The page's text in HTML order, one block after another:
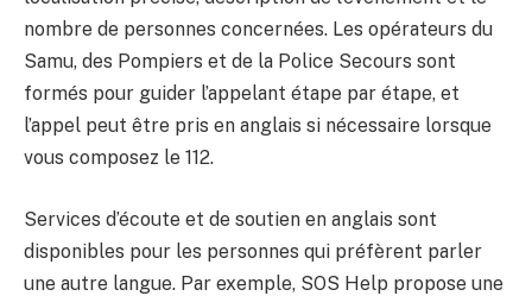
nombre de personnes concernées. Les opérateurs du
Samu, des Pompiers et de la Police Secours sont
formés pour guider l’appelant étape par étape, et
l’appel peut être pris en anglais si nécessaire lorsque
vous composez le 112.
Services d’écoute et de soutien en anglais sont
disponibles pour les personnes qui préfèrent parler
une autre langue. Par exemple, SOS Help propose une